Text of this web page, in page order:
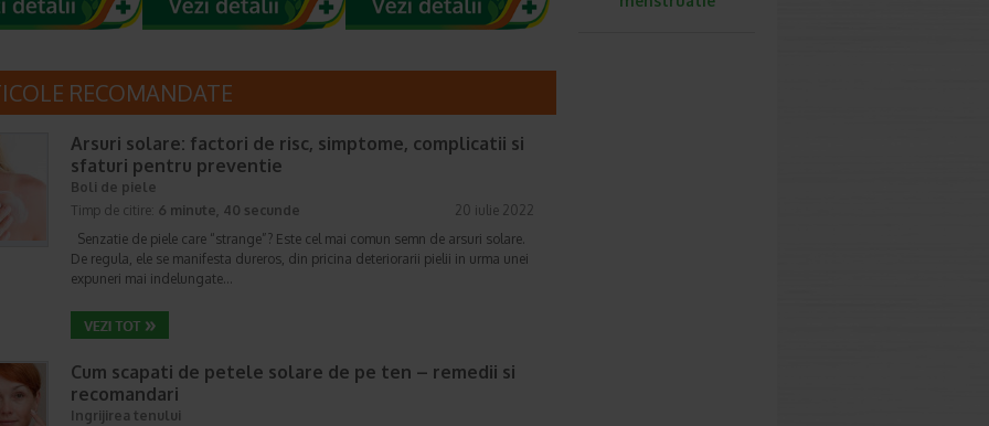
RECOMANDATE
Arsuri solare: factori de risc, simptome, complicatii si
sfaturi pentru preventie
Boli de piele
Timp de citire: 6 minute, 40 secunde
20 iulie 2022
Senzatie de piele care “strange”? Este cel mai comun semn de arsuri solare.
De regula, ele se manifesta dureros, din pricina deteriorarii pielii in urma unei
expuneri mai indelungate…
Cum scapati de petele solare de pe ten – remedii si
recomandari
Ingrijirea tenului